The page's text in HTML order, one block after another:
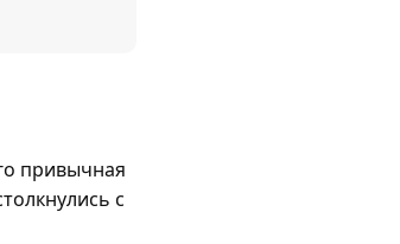
привычная
с